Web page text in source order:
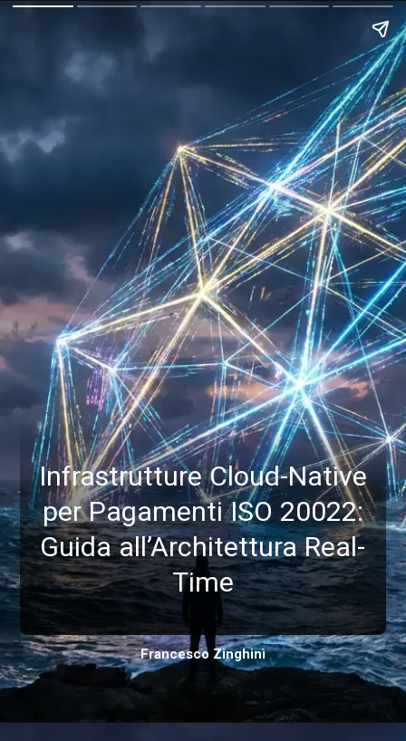
Infrastrutture Cloud-Native
per Pagamenti ISO 20022:
Guida all’Architettura Real-
Time
Francesco Zinghinì